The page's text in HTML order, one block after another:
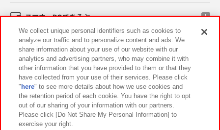
スマホ・PCであそぶ
イベント・キャンペーン
関連会社 サステナビリティ サイトポリシー
プライバシーポリシー ウェブアクセシビリティ方針と検証結果
お取引先さまとともに
We collect unique personal identifiers such as cookies to
analyze our traffic and to personalize content and ads. We
share information about your use of our website with our
analytics and advertising partners, who may combine it with
other information that you have provided to them or that they
have collected from your use of their services. Please click
" here" to see more details about how we use cookies and
the retention period of each cookie. You have the right to opt
out of our sharing of your information with our partners.
Please click [Do Not Share My Personal Information] to
exercise your right.